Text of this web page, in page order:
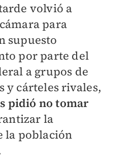
volvió a
para
supuesto
por parte del
a grupos de
y cárteles rivales,
pidió no tomar
la
la población